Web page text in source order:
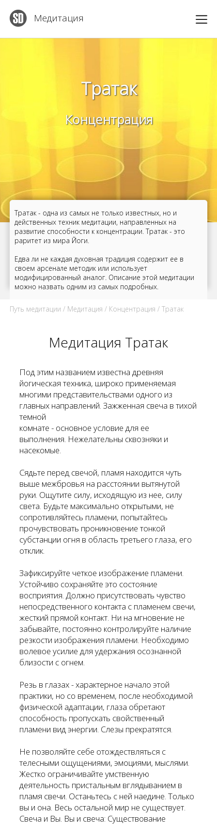
Медитация
Тратак
Концентрация
Тратак - одна из самых не только известных, но и
действенных техник медитации, направленных на
развитие способности к концентрации. Тратак - это
раритет из мира Йоги.
Едва ли не каждая духовная традиция содержит ее в
своем арсенале методик или использует
модифицированный аналог. Описание этой медитации
можно назвать одним из самых подробных.
Путь медитации / Медитация / Концентрация / Тратак
Медитация Тратак
Под этим названием известна древняя
йогическая техника, широко применяемая
многими представительствами одного из
главных направлений. Зажженная свеча в тихой
темной
комнате - основное условие для ее
выполнения. Нежелательны сквозняки и
насекомые.
Сядьте перед свечой, пламя находится чуть
выше межбровья на расстоянии вытянутой
руки. Ощутите силу, исходящую из нее, силу
света. Будьте максимально открытыми, не
сопротивляйтесь пламени, попытайтесь
прочувствовать проникновение тонкой
субстанции огня в область третьего глаза, его
отклик.
Зафиксируйте четкое изображение пламени.
Устойчиво сохраняйте это состояние
восприятия. Должно присутствовать чувство
непосредственного контакта с пламенем свечи,
жесткий прямой контакт. Ни на мгновение не
забывайте, постоянно контролируйте наличие
резкости изображения пламени. Необходимо
волевое усилие для удержания осознанной
близости с огнем.
Резь в глазах - характерное начало этой
практики, но со временем, после необходимой
физической адаптации, глаза обретают
способность пропускать свойственный
пламени вид энергии. Слезы прекратятся.
Не позволяйте себе отождествляться с
телесными ощущениями, эмоциями, мыслями.
Жестко ограничивайте умственную
деятельность пристальным вглядыванием в
пламя свечи. Останьтесь с ней наедине. Только
вы и она. Весь остальной мир не существует.
Свеча и Вы. Вы и свеча: Существование